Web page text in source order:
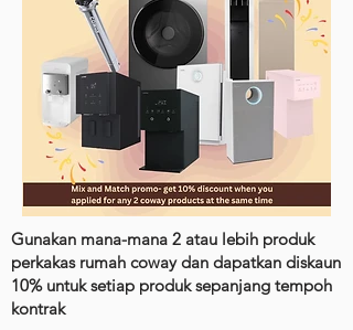
Gunakan mana-mana 2 atau lebih produk
perkakas rumah coway dan dapatkan diskaun
10% untuk setiap produk sepanjang tempoh
kontrak